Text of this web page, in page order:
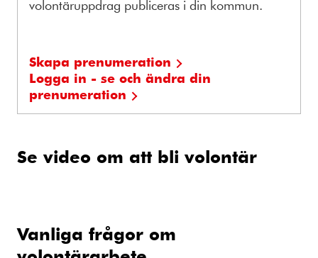
volontäruppdrag publiceras i din kommun.
Skapa prenumeration
Logga in - se och ändra din
prenumeration
Se video om att bli volontär
Vanliga frågor om